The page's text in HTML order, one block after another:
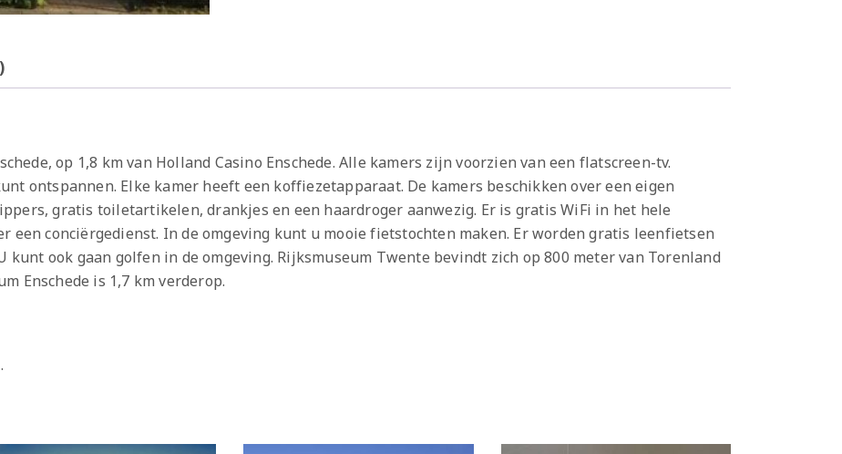
op 1,8 km van Holland Casino Enschede. Alle kamers zijn voorzien van een flatscreen-tv.
ontspannen. Elke kamer heeft een koffiezetapparaat. De kamers beschikken over een eigen
gratis toiletartikelen, drankjes en een haardroger aanwezig. Er is gratis WiFi in het hele
een conciërgedienst. In de omgeving kunt u mooie fietstochten maken. Er worden gratis leenfietsen
kunt ook gaan golfen in de omgeving. Rijksmuseum Twente bevindt zich op 800 meter van Torenland
Enschede is 1,7 km verderop.